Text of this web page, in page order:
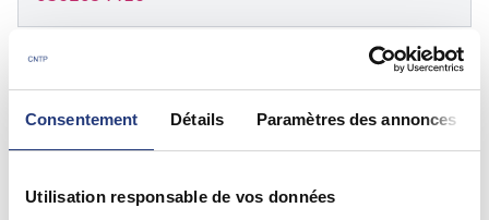
Consentement Détails Paramètres des annonces
Utilisation responsable de vos données
PALANCADE Renaud
Samatan (32130)